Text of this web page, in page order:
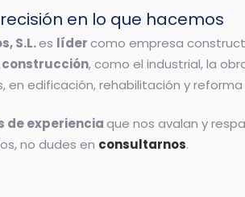
en lo que hacemos
S.L.es lídercomo empresa
, como el industrial, la
en edificación, rehabilitación y
de experienciaque nos avalan y
no dudes en consultarnos.